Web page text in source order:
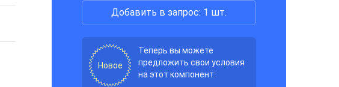
Добавить в запрос: 1 шт.
Новое
Теперь вы можете
предложить свои условия
на этот компонент: